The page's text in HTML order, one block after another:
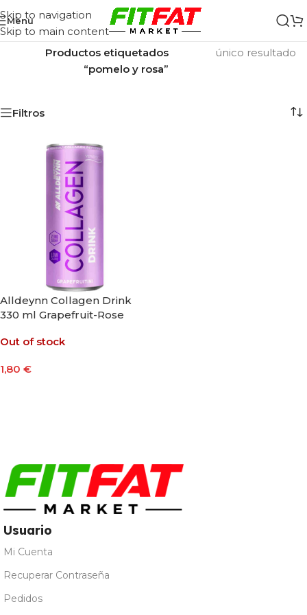
Skip to navigation
Skip to main content
Menu
Inicio/
Productos etiquetados
“pomelo y rosa”
único resultado
Filtros
Alldeynn Collagen Drink
330 ml Grapefruit-Rose
Out of stock
1,80 €
Usuario
Mi Cuenta
Recuperar Contraseña
Pedidos